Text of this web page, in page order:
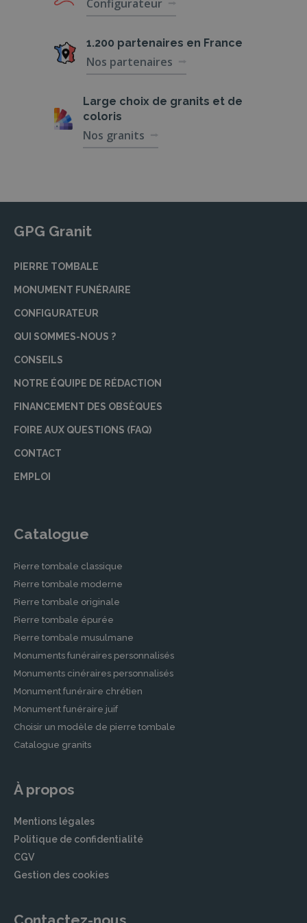
Configurateur
1.200 partenaires en France
Nos partenaires
Large choix de granits et de
coloris
Nos granits
GPG Granit
PIERRE TOMBALE
MONUMENT FUNÉRAIRE
CONFIGURATEUR
QUI SOMMES-NOUS ?
CONSEILS
NOTRE ÉQUIPE DE RÉDACTION
FINANCEMENT DES OBSÈQUES
FOIRE AUX QUESTIONS (FAQ)
CONTACT
EMPLOI
Catalogue
Pierre tombale classique
Pierre tombale moderne
Pierre tombale originale
Pierre tombale épurée
Pierre tombale musulmane
Monuments funéraires personnalisés
Monuments cinéraires personnalisés
Monument funéraire chrétien
Monument funéraire juif
Choisir un modèle de pierre tombale
Catalogue granits
À propos
Mentions légales
Politique de confidentialité
CGV
Gestion des cookies